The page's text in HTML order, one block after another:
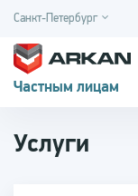
Санкт-Петербург
Частным лицам
Услуги